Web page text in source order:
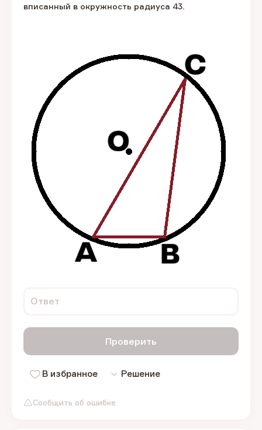
Сообщить об ошибке
вписанный в окружность радиуса 43.
Ответ
Проверить
В избранное Решение